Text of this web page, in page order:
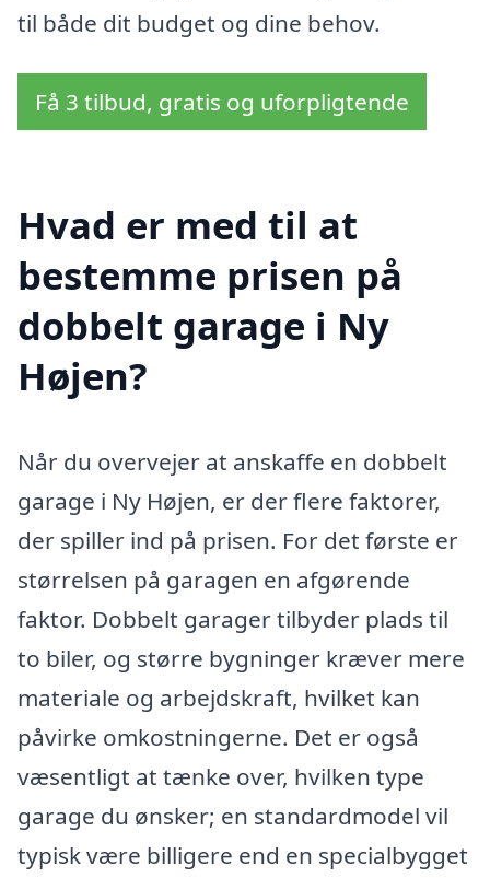
til både dit budget og dine behov.
Få 3 tilbud, gratis og uforpligtende
Hvad er med til at
bestemme prisen på
dobbelt garage i Ny
Højen?
Når du overvejer at anskaffe en dobbelt
garage i Ny Højen, er der flere faktorer,
der spiller ind på prisen. For det første er
størrelsen på garagen en afgørende
faktor. Dobbelt garager tilbyder plads til
to biler, og større bygninger kræver mere
materiale og arbejdskraft, hvilket kan
påvirke omkostningerne. Det er også
væsentligt at tænke over, hvilken type
garage du ønsker; en standardmodel vil
typisk være billigere end en specialbygget